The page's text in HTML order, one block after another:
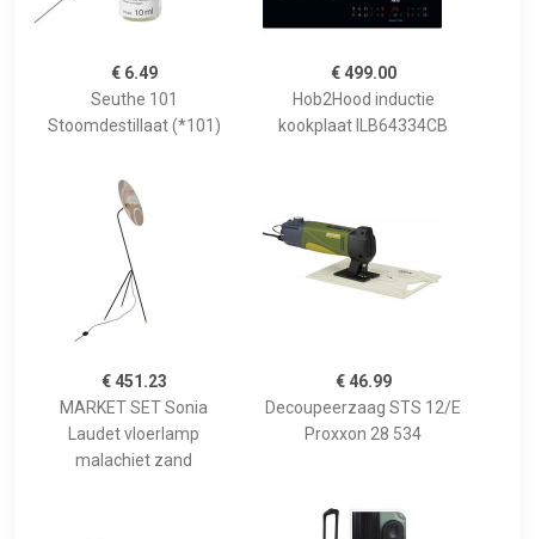
€ 6.49
Seuthe 101
Stoomdestillaat (*101)
€ 499.00
Hob2Hood inductie
kookplaat ILB64334CB
€ 451.23
MARKET SET Sonia
Laudet vloerlamp
malachiet zand
€ 46.99
Decoupeerzaag STS 12/E
Proxxon 28 534